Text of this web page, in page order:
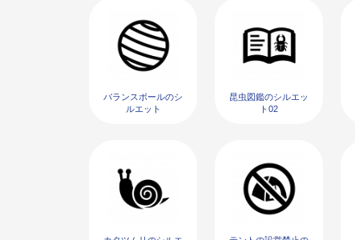
バランスボールのシ
ルエット
昆虫図鑑のシルエッ
ト02